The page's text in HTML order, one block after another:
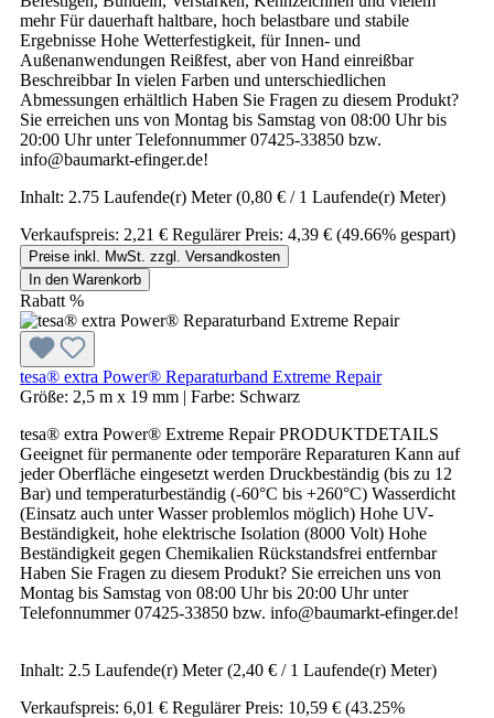
mehr Für dauerhaft haltbare, hoch belastbare und stabile
Ergebnisse Hohe Wetterfestigkeit, für Innen- und
Außenanwendungen Reißfest, aber von Hand einreißbar
Beschreibbar In vielen Farben und unterschiedlichen
Abmessungen erhältlich Haben Sie Fragen zu diesem Produkt?
Sie erreichen uns von Montag bis Samstag von 08:00 Uhr bis
20:00 Uhr unter Telefonnummer 07425-33850 bzw.
info@baumarkt-efinger.de!
Inhalt: 2.75 Laufende(r) Meter(0,80 € / 1 Laufende(r) Meter)
Verkaufspreis: 2,21 € Regulärer Preis: 4,39 € (49.66% gespart)
Preise inkl. MwSt. zzgl. Versandkosten
In den Warenkorb
Rabatt %
tesa® extra Power® Reparaturband Extreme Repair
Größe: 2,5 m x 19 mm | Farbe: Schwarz
tesa® extra Power® Extreme Repair PRODUKTDETAILS
Geeignet für permanente oder temporäre Reparaturen Kann auf
jeder Oberfläche eingesetzt werden Druckbeständig (bis zu 12
Bar) und temperaturbeständig (-60°C bis +260°C) Wasserdicht
(Einsatz auch unter Wasser problemlos möglich) Hohe UV-
Beständigkeit, hohe elektrische Isolation (8000 Volt) Hohe
Beständigkeit gegen Chemikalien Rückstandsfrei entfernbar
Haben Sie Fragen zu diesem Produkt? Sie erreichen uns von
Montag bis Samstag von 08:00 Uhr bis 20:00 Uhr unter
Telefonnummer 07425-33850 bzw. info@baumarkt-efinger.de!
Inhalt: 2.5 Laufende(r) Meter(2,40 € / 1 Laufende(r) Meter)
Verkaufspreis: 6,01 € Regulärer Preis: 10,59 € (43.25%